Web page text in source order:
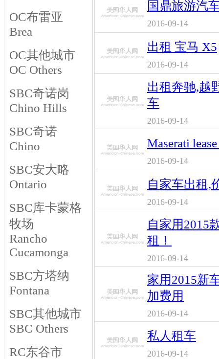
OC布雷亚
Brea
OC其他城市
OC Others
SBC奇诺岗
Chino Hills
SBC奇诺
Chino
SBC安大略
Ontario
SBC库卡蒙格
牧场
Rancho
Cucamonga
SBC方塔纳
Fontana
SBC其他城市
SBC Others
RC东谷市
国鼎旅游汽
2016-09-14
出租 宝马 X5
2016-09-14
出租奔驰,越
车
2016-09-14
Maserati
2016-09-14
自家车出租,
2016-09-14
自家用2015
租！
2016-09-14
家用2015新
加费用
2016-09-14
私人租车
2016-09-14